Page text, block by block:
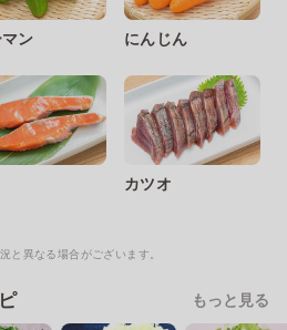
ン にんじん
カツオ
と異なる場合がございます。
もっと見る